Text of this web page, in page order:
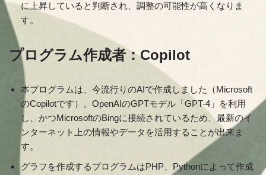
に上昇していると判断され、調整の可能性が高くなりま
す。
プログラム作成者：Copilot
本プログラムは、今流行りのAIで作成しました（Microsoft
のCopilotです）。OpenAIのGPTモデル「GPT-4」を利用
し、かつMicrosoftのBingに接続されているため、最新のイ
ンターネット上の情報やデータを活用することが出来ま
す。
グラフを作成するプログラムはPHP、Pythonによって作成